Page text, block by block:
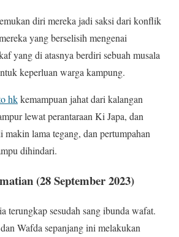
diri mereka jadi saksi dari konflik
yang berselisih mengenai
yang di atasnya berdiri sebuah musala
keperluan warga kampung.
hkkemampuan jahat dari kalangan
lewat perantaraan Ki Japa, dan
makin lama tegang, dan pertumpahan
dihindari.
(28 September 2023)
terungkap sesudah sang ibunda wafat.
Wafda sepanjang ini melakukan